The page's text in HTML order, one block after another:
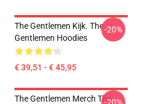
The Gentlemen Kijk. The
Gentlemen Hoodies
€ 39,51 - € 45,95
-20%
The Gentlemen Merch The